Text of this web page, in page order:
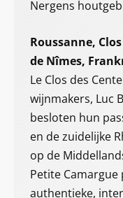
Nergens
Roussanne,
de Nîmes,
Le Clos des
wijnmakers, Luc
besloten hun
en de zuidelijke
op de
Petite
authentieke,